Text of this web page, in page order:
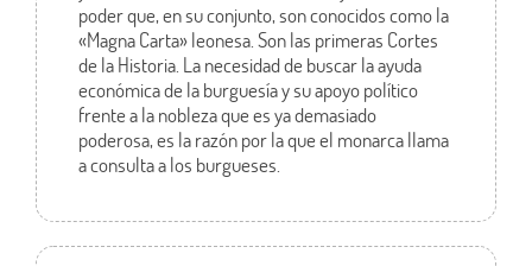
poder que, en su conjunto, son conocidos como la
«Magna Carta» leonesa. Son las primeras Cortes
de la Historia. La necesidad de buscar la ayuda
económica de la burguesía y su apoyo político
frente a la nobleza que es ya demasiado
poderosa, es la razón por la que el monarca llama
a consulta a los burgueses.